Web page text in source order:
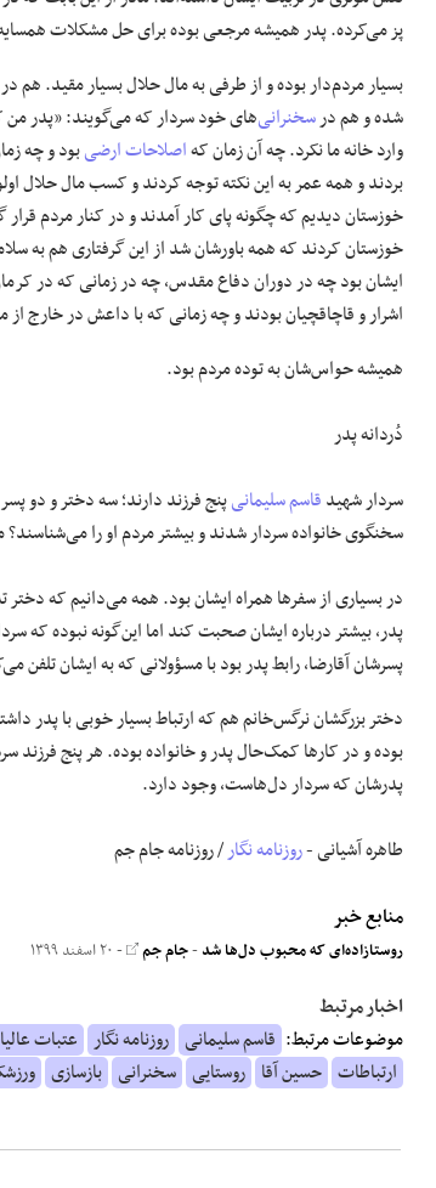
پز می‌کرده. پدر همیشه مرجعی بوده برای حل مشکلات
بسیار مردم‌دار بوده و از طرفی به مال حلال بسیار مقید. هم
شده و هم درسخنرانی‌های خود سردار که می‌گویند: «پدر
وارد خانه ما نکرد. چه آن زمان کهاصلاحات ارضیبود و چه
بردند و همه عمر به این نکته توجه کردند و کسب مال حلال
خوزستان دیدیم که چگونه پای کار آمدند و در کنار مردم
خوزستان کردند که همه باورشان شد از این گرفتاری هم به
ایشان بود چه در دوران دفاع مقدس، چه در زمانی که در
اشرار و قاچاقچیان بودند و چه زمانی که با داعش در خارج
همیشه حواس‌شان به توده مردم بود.
دُردانه پدر
سردار شهیدقاسم سلیمانیپنج فرزند دارند؛ سه دختر و دو
سخنگوی خانواده سردار شدند و بیشتر مردم او را
در بسیاری از سفرها همراه ایشان بود. همه می‌دانیم که
پدر، بیشتر درباره ایشان صحبت کند اما این‌گونه نبوده که
پسرشان آقارضا، رابط پدر بود با مسؤولانی که به ایشان
دختر بزرگشان نرگس‌خانم هم که ارتباط بسیار خوبی با پدر
بوده و در کارها کمک‌حال پدر و خانواده بوده. هر پنج فرزند
پدرشان که سردار دل‌هاست، وجود دارد.
طاهره آشیانی -روزنامه نگار/ روزنامه جام جم
منابع خبر
روستازاده‌ای که محبوب دل‌ها شد-جام جم - ۲۰ اسفند ۱۳۹۹
اخبار مرتبط
موضوعات مرتبط: قاسم سلیمانی روزنامه نگار عتبات
ارتباطات حسین آقا روستایی سخنرانی بازسازی